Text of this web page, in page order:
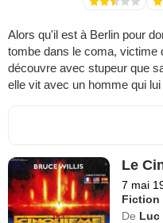
Alors qu'il est à Berlin pour
tombe dans le coma, victime
découvre avec stupeur que
elle vit avec un homme qui
Le
7 mai
Fiction
De Luc